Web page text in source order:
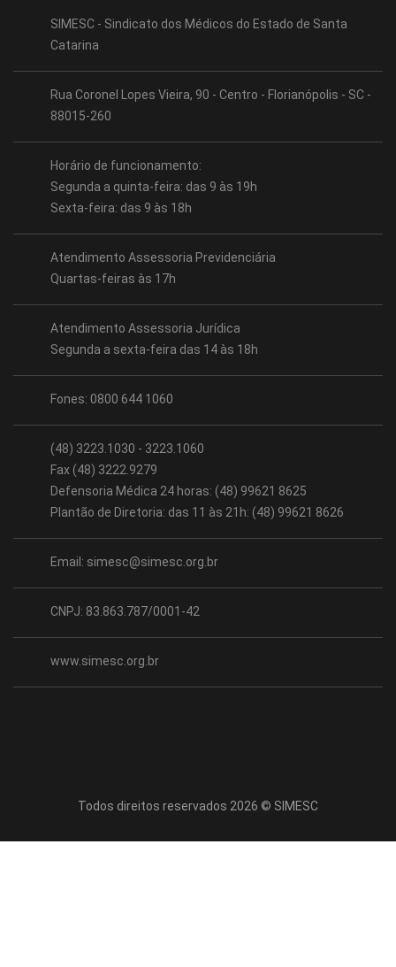
SIMESC - Sindicato dos Médicos do Estado de Santa
Catarina
Rua Coronel Lopes Vieira, 90 - Centro - Florianópolis - SC -
88015-260
Horário de funcionamento:
Segunda a quinta-feira: das 9 às 19h
Sexta-feira: das 9 às 18h
Atendimento Assessoria Previdenciária
Quartas-feiras às 17h
Atendimento Assessoria Jurídica
Segunda a sexta-feira das 14 às 18h
Fones: 0800 644 1060
(48) 3223.1030 - 3223.1060
Fax (48) 3222.9279
Defensoria Médica 24 horas: (48) 99621 8625
Plantão de Diretoria: das 11 às 21h: (48) 99621 8626
Email: simesc@simesc.org.br
CNPJ: 83.863.787/0001-42
www.simesc.org.br
Todos direitos reservados 2026 © SIMESC